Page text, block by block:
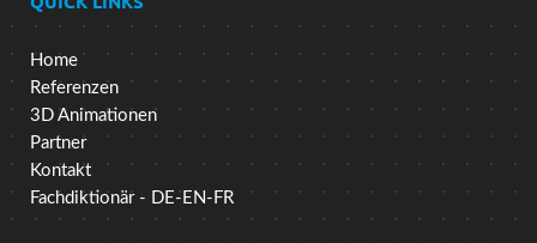
Home
Referenzen
3D Animationen
Partner
Kontakt
Fachdiktionär - DE-EN-FR